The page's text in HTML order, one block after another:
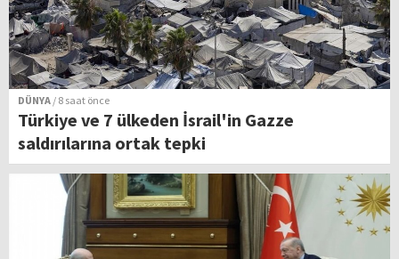
DÜNYA / 8 saat önce
Türkiye ve 7 ülkeden İsrail'in Gazze
saldırılarına ortak tepki